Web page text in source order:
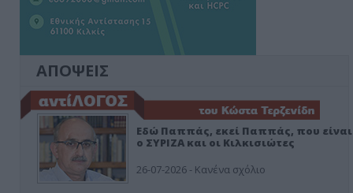
ΑΠΟΨΕΙΣ
Εδώ Παππάς, εκεί Παππάς, που είναι
ο ΣΥΡΙΖΑ και οι Κιλκισιώτες
26-07-2026 - Κανένα σχόλιο